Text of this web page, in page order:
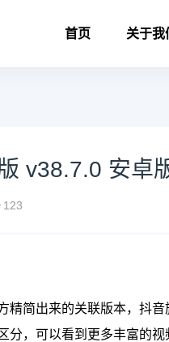
首页 关于我
v38.7.0 安卓
123
精简出来的关联版本，抖
分，可以看到更多丰富的